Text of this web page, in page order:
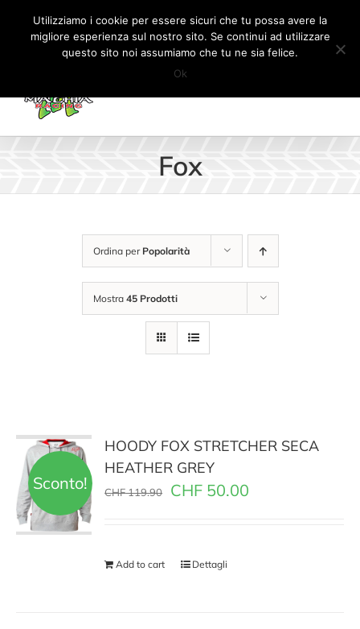
Salta
contenuto
Il mio account CARRELLO
Fox
Ordina per Popolarità
Mostra 45 Prodotti
Sconto!
HOODY FOX STRETCHER SECA
HEATHER GREY
CHF119.90 CHF 50.00
Add to cart Dettagli
Utilizziamo i cookie per essere sicuri che tu possa avere la
migliore esperienza sul nostro sito. Se continui ad utilizzare
questo sito noi assumiamo che tu ne sia felice.
Ok